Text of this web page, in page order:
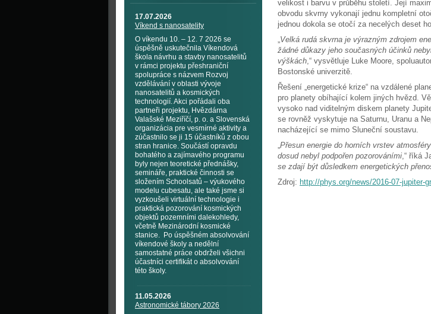
17.07.2026
Víkend s nanosatelity
O víkendu 10. – 12. 7 2026 se
úspěšně uskutečnila Víkendová
škola návrhu a stavby nanosatelitů
v rámci projektu přeshraniční
spolupráce s názvem Rozvoj
vzdělávání v oblasti vývoje
nanosatelitů a kosmických
technologií. Akci pořádali oba
partneři projektu, Hvězdárna
Valašské Meziříčí, p. o. a Slovenská
organizácia pre vesmírné aktivity a
zúčastnilo se ji 15 účastníků z obou
stran hranice. Součástí opravdu
bohatého a zajímavého programu
byly nejen teoretické přednášky,
semináře, praktické činnosti se
složením Schoolsatů – výukového
modelu cubesatu, ale také jsme si
vyzkoušeli virtuální technologie i
praktická pozorování kosmických
objektů pozemními dalekohledy,
včetně Mezinárodní kosmické
stanice. Po úspěšném absolvování
víkendové školy a nedělní
samostatné práce obdrželi všichni
účastníci certifikát o absolvování
této školy.
11.05.2026
Astronomické tábory 2026
velikost i barvu v průběhu století. Její
obvodu skvrny vykonají jednu kompletní
jednou dokola se otočí za necelých deset
„Velká rudá skvrna je výrazným zdrojem
žádné důkazy jeho současných účinků
výškách,“ vysvětluje Luke Moore,
Bostonské univerzitě.
Řešení „energetické krize“ na vzdálené
pro planety obíhající kolem jiných hvězd.
vysoko nad viditelným diskem planety
se rovněž vyskytuje na Saturnu, Uranu a
nacházející se mimo Sluneční soustavu.
„Přesun energie do horních vrstev
dosud nebyl podpořen pozorováními,“ říká
se zdají být důsledkem energetických
Zdroj: http://phys.org/news/2016-07-jupiter-